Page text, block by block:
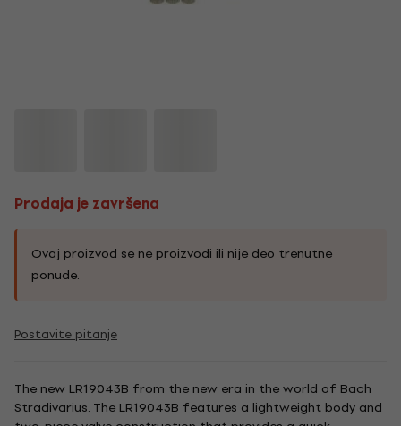
Prodaja je završena
Ovaj proizvod se ne proizvodi ili nije deo trenutne
ponude.
Postavite pitanje
The new LR19043B from the new era in the world of Bach
Stradivarius. The LR19043B features a lightweight body and